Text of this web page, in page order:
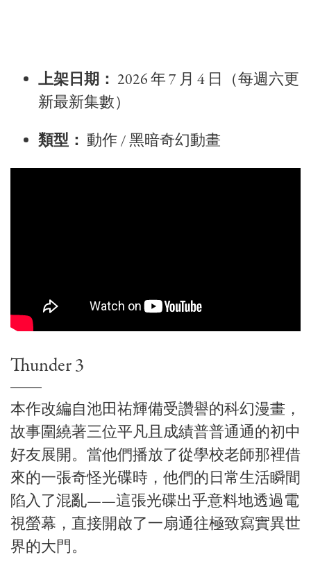
上架日期： 2026 年 7 月 4 日（每週六更
新最新集數）
類型： 動作 / 黑暗奇幻動畫
Thunder 3
本作改編自池田祐輝備受讚譽的科幻漫畫，
故事圍繞著三位平凡且成績普普通通的初中
好友展開。當他們播放了從學校老師那裡借
來的一張奇怪光碟時，他們的日常生活瞬間
陷入了混亂——這張光碟出乎意料地透過電
視螢幕，直接開啟了一扇通往極致寫實異世
界的大門。